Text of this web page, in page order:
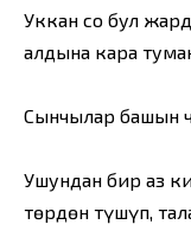
Уккан соң бул
алдына кара
Сынчылар башын
Ушундан бир аз
төрдөн түшүп,